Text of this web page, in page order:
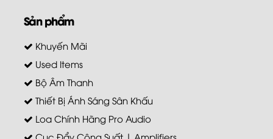
Sản phẩm
Khuyến Mãi
Used Items
Bộ Âm Thanh
Thiết Bị Ánh Sáng Sân Khấu
Loa Chính Hãng Pro Audio
Cục Đẩy Công Suất | Amplifiers